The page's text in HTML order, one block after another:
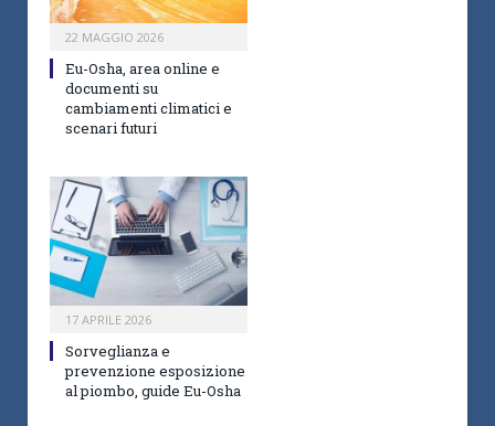
22 MAGGIO 2026
Eu-Osha, area online e
documenti su
cambiamenti climatici e
scenari futuri
17 APRILE 2026
Sorveglianza e
prevenzione esposizione
al piombo, guide Eu-Osha